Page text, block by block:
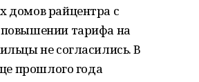
домов райцентра с
тарифа на
не согласились. В
прошлого года